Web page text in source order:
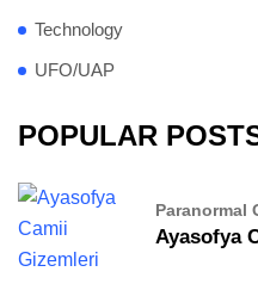
Technology
UFO/UAP
POPULAR
Paranormal
Ayasofya